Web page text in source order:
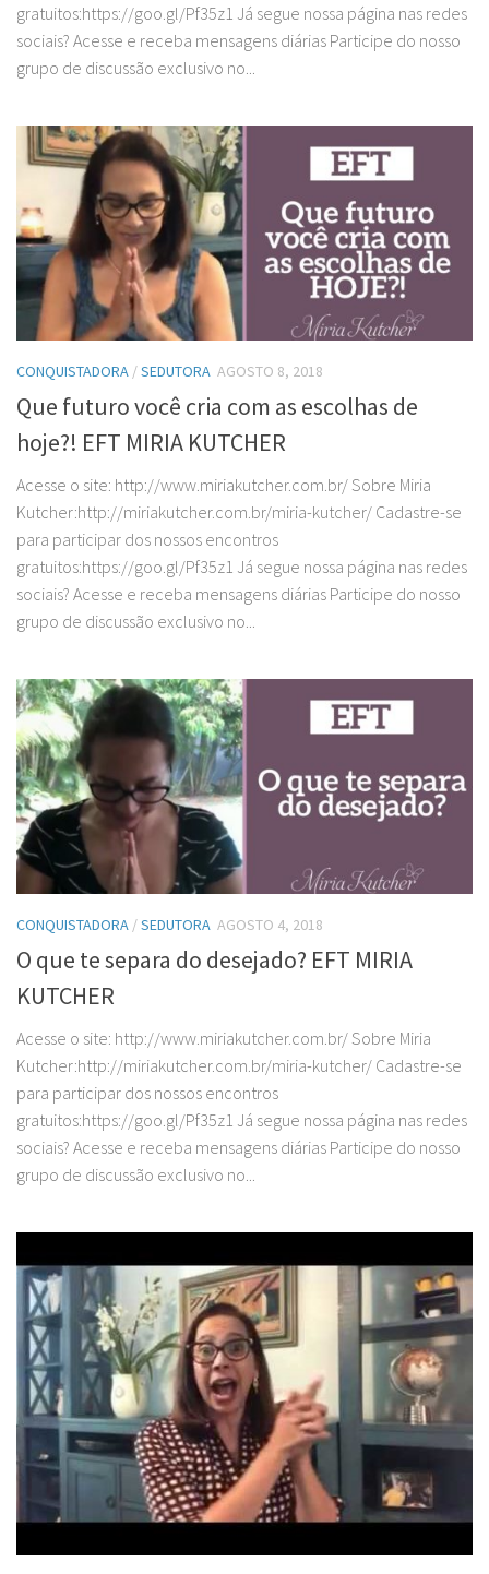
gratuitos:https://goo.gl/Pf35z1 Já segue nossa página nas redes
sociais? Acesse e receba mensagens diárias Participe do nosso
grupo de discussão exclusivo no...
CONQUISTADORA /SEDUTORA AGOSTO 8, 2018
Que futuro você cria com as escolhas de
hoje?! EFT MIRIA KUTCHER
Acesse o site: http://www.miriakutcher.com.br/ Sobre Miria
Kutcher:http://miriakutcher.com.br/miria-kutcher/ Cadastre-se
para participar dos nossos encontros
gratuitos:https://goo.gl/Pf35z1 Já segue nossa página nas redes
sociais? Acesse e receba mensagens diárias Participe do nosso
grupo de discussão exclusivo no...
CONQUISTADORA /SEDUTORA AGOSTO 4, 2018
O que te separa do desejado? EFT MIRIA
KUTCHER
Acesse o site: http://www.miriakutcher.com.br/ Sobre Miria
Kutcher:http://miriakutcher.com.br/miria-kutcher/ Cadastre-se
para participar dos nossos encontros
gratuitos:https://goo.gl/Pf35z1 Já segue nossa página nas redes
sociais? Acesse e receba mensagens diárias Participe do nosso
grupo de discussão exclusivo no...